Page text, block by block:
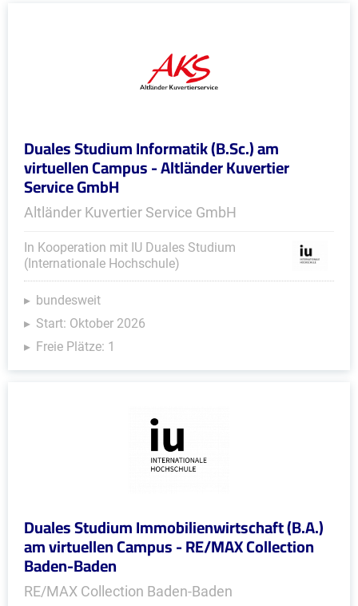
Duales Studium Informatik (B.Sc.) am
virtuellen Campus - Altländer Kuvertier
Service GmbH
Altländer Kuvertier Service GmbH
In Kooperation mit IU Duales Studium
(Internationale Hochschule)
bundesweit
Start: Oktober 2026
Freie Plätze: 1
Duales Studium Immobilienwirtschaft (B.A.)
am virtuellen Campus - RE/MAX Collection
Baden-Baden
RE/MAX Collection Baden-Baden